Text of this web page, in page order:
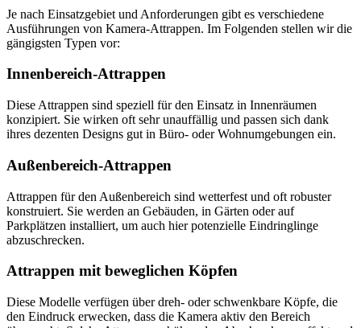
Je nach Einsatzgebiet und Anforderungen gibt es verschiedene
Ausführungen von Kamera-Attrappen. Im Folgenden stellen wir die
gängigsten Typen vor:
Innenbereich-Attrappen
Diese Attrappen sind speziell für den Einsatz in Innenräumen
konzipiert. Sie wirken oft sehr unauffällig und passen sich dank
ihres dezenten Designs gut in Büro- oder Wohnumgebungen ein.
Außenbereich-Attrappen
Attrappen für den Außenbereich sind wetterfest und oft robuster
konstruiert. Sie werden an Gebäuden, in Gärten oder auf
Parkplätzen installiert, um auch hier potenzielle Eindringlinge
abzuschrecken.
Attrappen mit beweglichen Köpfen
Diese Modelle verfügen über dreh- oder schwenkbare Köpfe, die
den Eindruck erwecken, dass die Kamera aktiv den Bereich